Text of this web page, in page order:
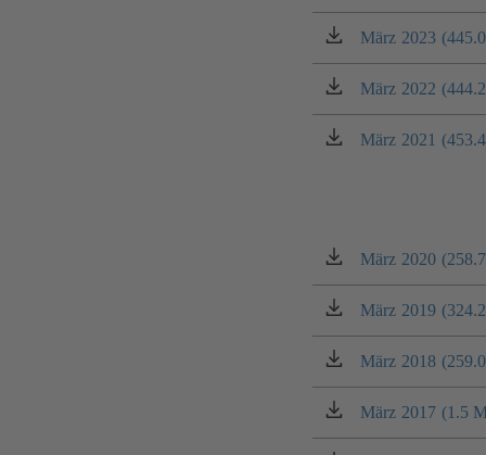
Tab)
in
einem
Tab)
März 2023
(öffnet
in
einem
Tab)
März 2022
(öffnet
in
einem
März 2021
(öffnet
März 2020
(öffnet
in
einem
Tab)
März 2019
(öffnet
in
einem
Tab)
März 2018
(öffnet
in
einem
März 2017 (1.5
(öffnet
in